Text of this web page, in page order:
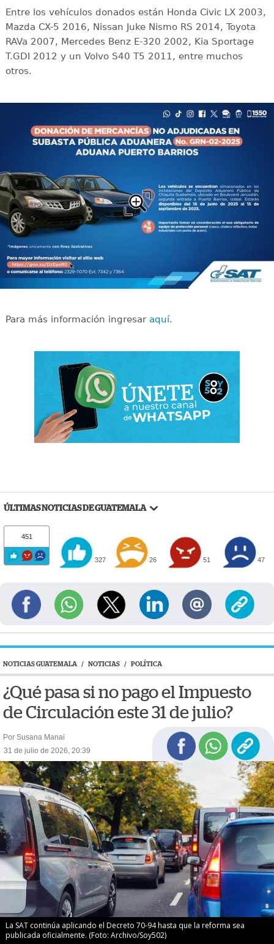
Entre los vehículos donados están Honda Civic LX 2003,
Mazda CX-5 2016, Nissan Juke Nismo RS 2014, Toyota
RAVa 2007, Mercedes Benz E-320 2002, Kia Sportage
T.GDI 2012 y un Volvo S40 T5 2011, entre muchos
otros.
Para más información ingresar aquí.
ÚLTIMAS NOTICIAS DE GUATEMALA
451
327 26 51 47
NOTICIAS GUATEMALA / NOTICIAS / POLÍTICA
¿Qué pasa si no pago el Impuesto
de Circulación este 31 de julio?
Por Susana Manai
31 de julio de 2026, 20:39
La SAT continúa aplicando el Decreto 70-94 hasta que la reforma sea
publicada oficialmente. (Foto: Archivo/Soy502)